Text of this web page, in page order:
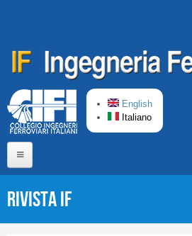
English
Italiano
Rivista IF